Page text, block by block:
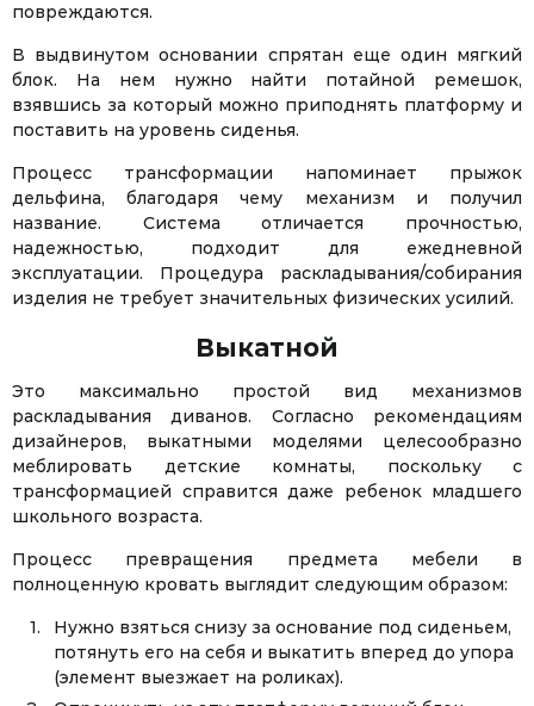
повреждаются.
В выдвинутом основании спрятан еще один мягкий
блок. На нем нужно найти потайной ремешок,
взявшись за который можно приподнять платформу и
поставить на уровень сиденья.
Процесс трансформации напоминает прыжок
дельфина, благодаря чему механизм и получил
название. Система отличается прочностью,
надежностью, подходит для ежедневной
эксплуатации. Процедура раскладывания/собирания
изделия не требует значительных физических усилий.
Выкатной
Это максимально простой вид механизмов
раскладывания диванов. Согласно рекомендациям
дизайнеров, выкатными моделями целесообразно
меблировать детские комнаты, поскольку с
трансформацией справится даже ребенок младшего
школьного возраста.
Процесс превращения предмета мебели в
полноценную кровать выглядит следующим образом:
Нужно взяться снизу за основание под сиденьем,
потянуть его на себя и выкатить вперед до упора
(элемент выезжает на роликах).